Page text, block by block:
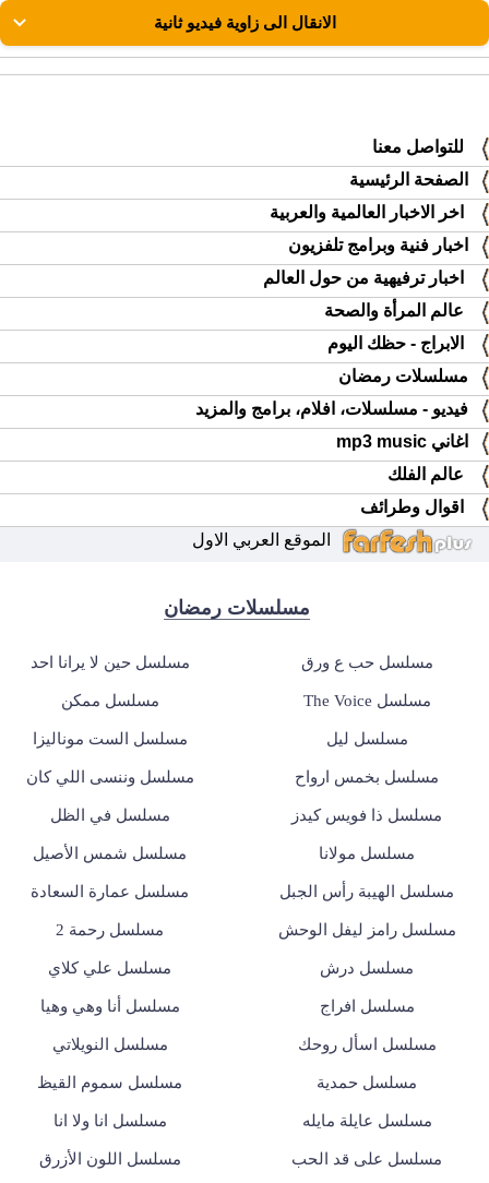
للتواصل معنا
الصفحة الرئيسية
اخر الاخبار العالمية والعربية
اخبار فنية وبرامج تلفزيون
اخبار ترفيهية من حول العالم
عالم المرأة والصحة
الابراج - حظك اليوم
مسلسلات رمضان
فيديو - مسلسلات، افلام، برامج والمزيد
اغاني mp3 music
عالم الفلك
اقوال وطرائف
الموقع العربي الاول
مسلسلات رمضان
مسلسل حب ع ورق مسلسل حين لا يرانا احد
مسلسل The Voice مسلسل ممكن
مسلسل ليل مسلسل الست موناليزا
مسلسل بخمس ارواح مسلسل وننسى اللي كان
مسلسل ذا فويس كيدز مسلسل في الظل
مسلسل مولانا مسلسل شمس الأصيل
مسلسل الهيبة رأس الجبل مسلسل عمارة السعادة
مسلسل رامز ليفل الوحش مسلسل رحمة 2
مسلسل درش مسلسل علي كلاي
مسلسل افراج مسلسل أنا وهي وهيا
مسلسل اسأل روحك مسلسل النويلاتي
مسلسل حمدية مسلسل سموم القيظ
مسلسل عايلة مايله مسلسل انا ولا انا
مسلسل على قد الحب مسلسل اللون الأزرق